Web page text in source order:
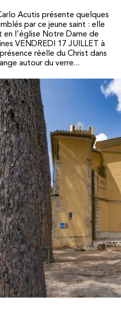
Acutis présente quelques
par ce jeune saint : elle
en l'église Notre Dame de
VENDREDI 17 JUILLET à
réelle du Christ dans
autour du verre...